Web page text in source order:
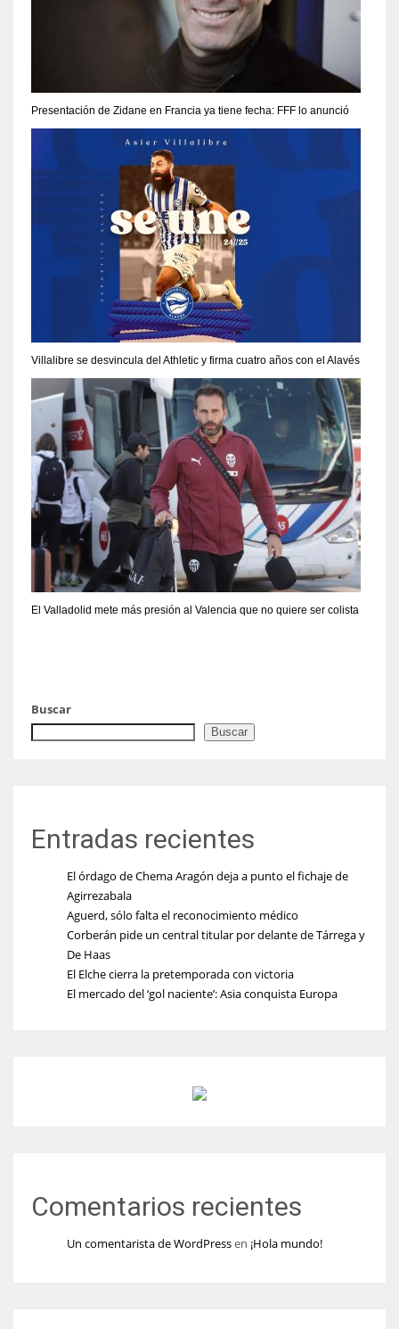
Presentación de Zidane en Francia ya tiene fecha: FFF lo anunció
Villalibre se desvincula del Athletic y firma cuatro años con el Alavés
El Valladolid mete más presión al Valencia que no quiere ser colista
Buscar
Buscar
Entradas recientes
El órdago de Chema Aragón deja a punto el fichaje de
Agirrezabala
Aguerd, sólo falta el reconocimiento médico
Corberán pide un central titular por delante de Tárrega y
De Haas
El Elche cierra la pretemporada con victoria
El mercado del ‘gol naciente’: Asia conquista Europa
Comentarios recientes
Un comentarista de WordPressen ¡Hola mundo!